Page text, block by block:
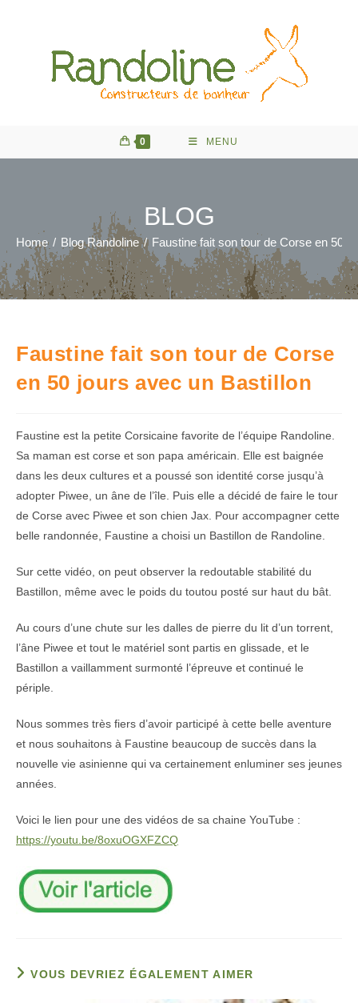
0 MENU
BLOG
Home / Blog Randoline / Faustine fait son tour de Corse en 50
Faustine fait son tour de Corse
en 50 jours avec un Bastillon
Faustine est la petite Corsicaine favorite de l’équipe Randoline.
Sa maman est corse et son papa américain. Elle est baignée
dans les deux cultures et a poussé son identité corse jusqu’à
adopter Piwee, un âne de l’île. Puis elle a décidé de faire le tour
de Corse avec Piwee et son chien Jax. Pour accompagner cette
belle randonnée, Faustine a choisi un Bastillon de Randoline.
Sur cette vidéo, on peut observer la redoutable stabilité du
Bastillon, même avec le poids du toutou posté sur haut du bât.
Au cours d’une chute sur les dalles de pierre du lit d’un torrent,
l’âne Piwee et tout le matériel sont partis en glissade, et le
Bastillon a vaillamment surmonté l’épreuve et continué le
périple.
Nous sommes très fiers d’avoir participé à cette belle aventure
et nous souhaitons à Faustine beaucoup de succès dans la
nouvelle vie asinienne qui va certainement enluminer ses jeunes
années.
Voici le lien pour une des vidéos de sa chaine YouTube :
https://youtu.be/8oxuOGXFZCQ
VOUS DEVRIEZ ÉGALEMENT AIMER